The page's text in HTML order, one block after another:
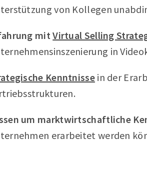
von Kollegen
mitVirtual Selling
in
Kenntnissein der
um marktwirtschaftliche
erarbeitet werden